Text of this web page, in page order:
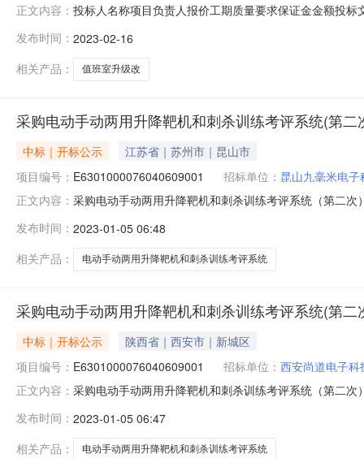
正文内容： 投标人名称项目负责人报价工期质量要求保证金金额投
标人名称项目负责人报价工期质量要求保证金金额投标
发布时间： 2023-02-16
相关产品：
值班室升级改
采购电动手动两用升降靶机和刺杀训练考评系统(第二
中标｜开标公示
江苏省｜苏州市｜昆山市
项目编号： E6301000076040609001 招标单位： 昆山九毫米电
正文内容： 采购电动手动两用升降靶机和刺杀训练考评系统（第二
历天;质量要求:;保证金金额:0.00元,投标文件递交时间:未
发布时间： 2023-01-05 06:48
相关产品：
电动手动两用升降靶机和刺杀训练考评系统
采购电动手动两用升降靶机和刺杀训练考评系统(第二
中标｜开标公示
陕西省｜西安市｜新城区
项目编号： E6301000076040609001 招标单位： 西安尚道电子科
正文内容： 采购电动手动两用升降靶机和刺杀训练考评系统（第二
天;质量要求:;保证金金额:0.00元,投标文件递交时间:未上
发布时间： 2023-01-05 06:47
相关产品：
电动手动两用升降靶机和刺杀训练考评系统